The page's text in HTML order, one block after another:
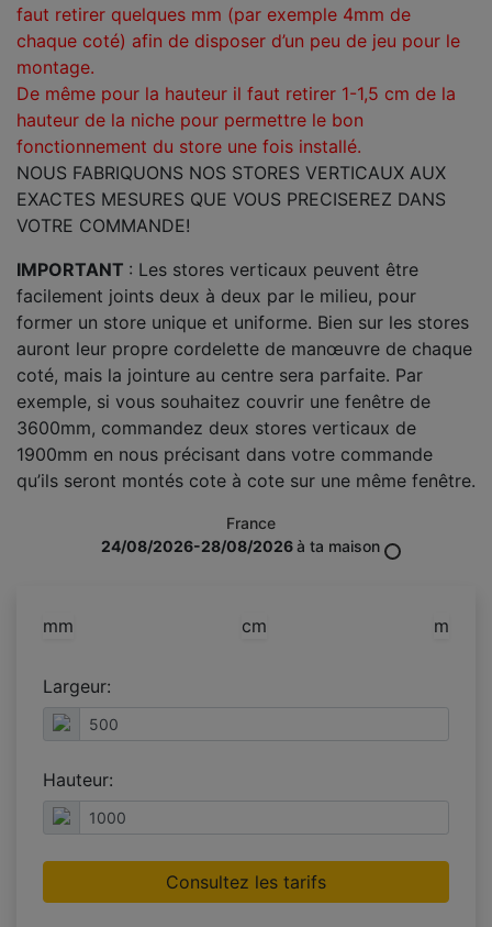
faut retirer quelques mm (par exemple 4mm de
chaque coté) afin de disposer d’un peu de jeu pour le
montage.
De même pour la hauteur il faut retirer 1-1,5 cm de la
hauteur de la niche pour permettre le bon
fonctionnement du store une fois installé.
NOUS FABRIQUONS NOS STORES VERTICAUX AUX
EXACTES MESURES QUE VOUS PRECISEREZ DANS
VOTRE COMMANDE!
IMPORTANT : Les stores verticaux peuvent être
facilement joints deux à deux par le milieu, pour
former un store unique et uniforme. Bien sur les stores
auront leur propre cordelette de manœuvre de chaque
coté, mais la jointure au centre sera parfaite. Par
exemple, si vous souhaitez couvrir une fenêtre de
3600mm, commandez deux stores verticaux de
1900mm en nous précisant dans votre commande
qu’ils seront montés cote à cote sur une même fenêtre.
France
24/08/2026-28/08/2026à ta maison
mm cm m
Largeur:
Hauteur:
Consultez les tarifs